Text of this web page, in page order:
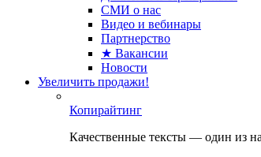
СМИ о нас
Видео и вебинары
Партнерство
★ Вакансии
Новости
Увеличить продажи!
Копирайтинг
Качественные тексты — один из